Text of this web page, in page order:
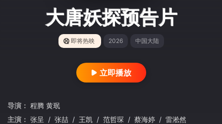
大唐妖探预告片
即将热映 2026 中国大陆
立即播放
导演： 程腾 黄珉
主演： 张呈 / 张喆 / 王凯 / 范哲琛 / 蔡海婷 / 雷淞然